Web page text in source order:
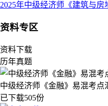
2025年中级经济师《建筑与房
资料专区
资料下载
历年真题
中级经济师《金融》易混考点
已下载505份